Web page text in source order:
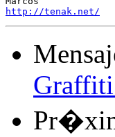
http://tenak.net/
Graffiti